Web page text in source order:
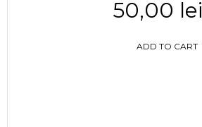
50,00 lei
ADD TO CART